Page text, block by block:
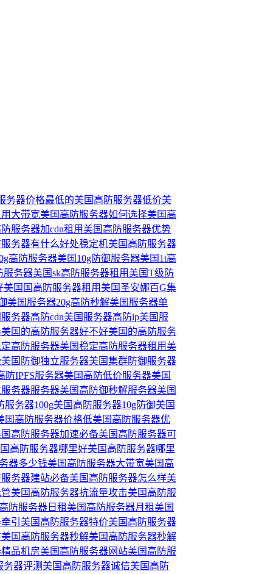
务器价格最低的美国高防服务器低价美
大带宽美国高防服务器如何选择美国高
服务器加cdn租用美国高防服务器优势
务器有什么好处稳定机美国高防服务器
高防服务器美国10g防御服务器美国1t高
服务器美国sk高防服务器租用美国T级防
美国国高防服务器租用美国圣安娜百G集
美国服务器20g高防秒解美国服务器单
务器高防cdn美国服务器高防ip美国服
美国的高防服务器好不好美国的高防服务
高防服务器美国稳定高防服务器租用美
美国防御独立服务器美国集群防御服务器
防IPFS服务器美国高防低价服务器美国
务器服务器美国高防御秒解服务器美国
服务器100g美国高防服务器10g防御美国
国高防服务器价格低美国高防服务器优
高防服务器加速必备美国高防服务器可
高防服务器哪里好美国高防服务器哪里
器多少钱美国高防服务器大带宽美国高
务器建站必备美国高防服务器怎么样美
美国高防服务器抗流量攻击美国高防服
防服务器日租美国高防服务器月租美国
引 美国高防服务器特价美国高防服务器
美国高防服务器秒解美国高防服务器秒解
品机房美国高防服务器网站美国高防服
务器评测美国高防服务器诚信美国高防